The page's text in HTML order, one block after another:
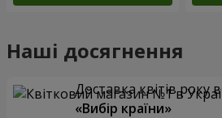
Наші досягнення
Доставка квітів року в
«Вибір країни»